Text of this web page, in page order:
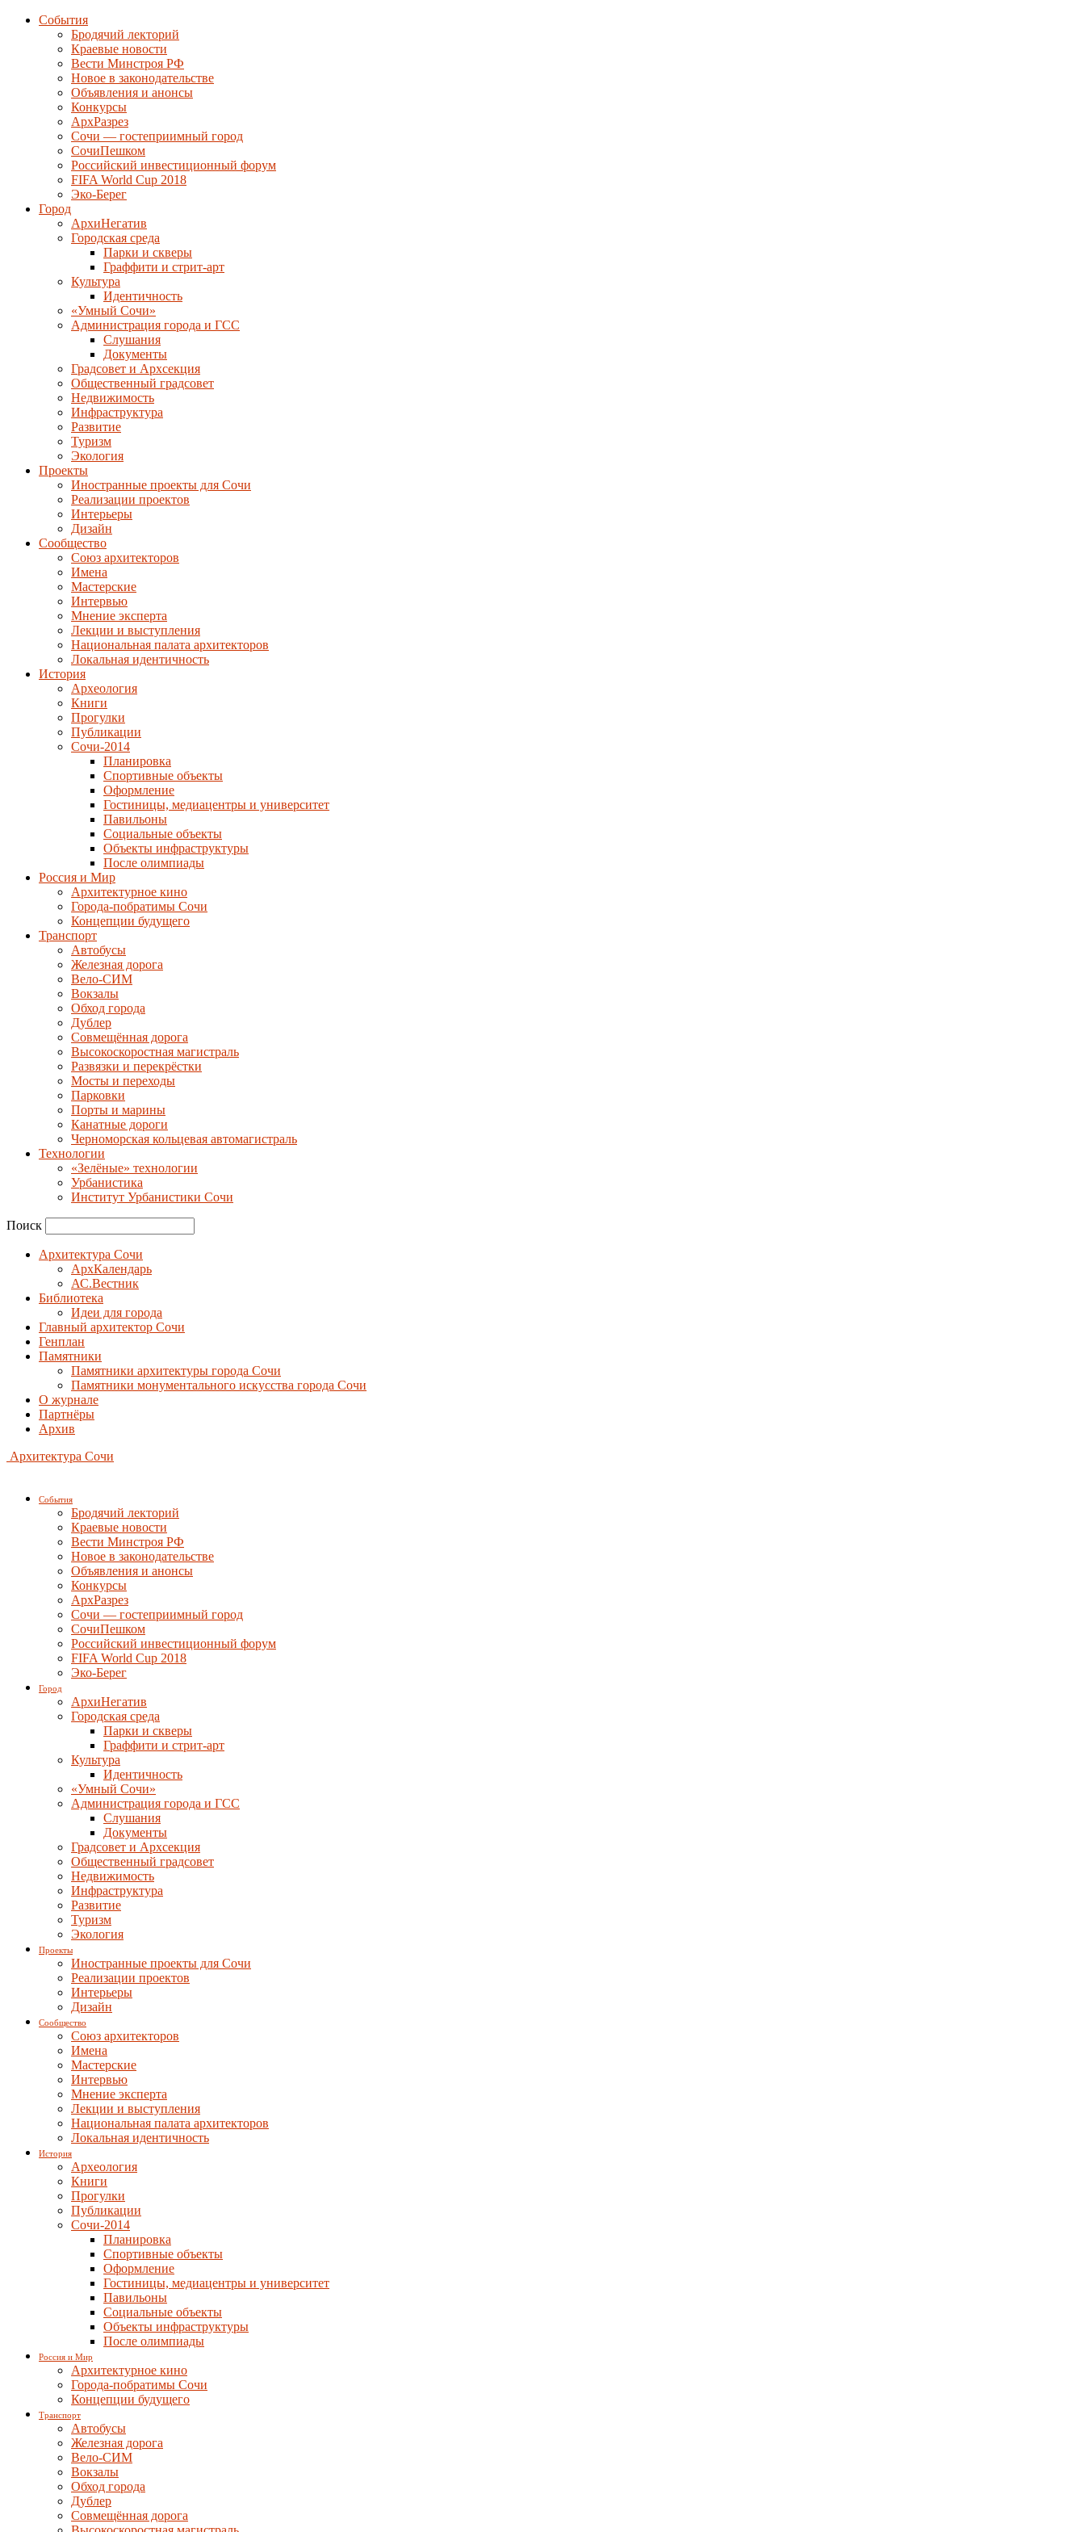
События
Бродячий лекторий
Краевые новости
Вести Минстроя РФ
Новое в законодательстве
Объявления и анонсы
Конкурсы
АрхРазрез
Сочи — гостеприимный город
СочиПешком
Российский инвестиционный форум
FIFA World Cup 2018
Эко-Берег
Город
АрхиНегатив
Городская среда
Парки и скверы
Граффити и стрит-арт
Культура
Идентичность
«Умный Сочи»
Администрация города и ГСС
Слушания
Документы
Градсовет и Архсекция
Общественный градсовет
Недвижимость
Инфраструктура
Развитие
Туризм
Экология
Проекты
Иностранные проекты для Сочи
Реализации проектов
Интерьеры
Дизайн
Сообщество
Союз архитекторов
Имена
Мастерские
Интервью
Мнение эксперта
Лекции и выступления
Национальная палата архитекторов
Локальная идентичность
История
Археология
Книги
Прогулки
Публикации
Сочи-2014
Планировка
Спортивные объекты
Оформление
Гостиницы, медиацентры и университет
Павильоны
Социальные объекты
Объекты инфраструктуры
После олимпиады
Россия и Мир
Архитектурное кино
Города-побратимы Сочи
Концепции будущего
Транспорт
Автобусы
Железная дорога
Вело-СИМ
Вокзалы
Обход города
Дублер
Совмещённая дорога
Высокоскоростная магистраль
Развязки и перекрёстки
Мосты и переходы
Парковки
Порты и марины
Канатные дороги
Черноморская кольцевая автомагистраль
Технологии
«Зелёные» технологии
Урбанистика
Институт Урбанистики Сочи
Поиск
Архитектура Сочи
АрхКалендарь
АС.Вестник
Библиотека
Идеи для города
Главный архитектор Сочи
Генплан
Памятники
Памятники архитектуры города Сочи
Памятники монументального искусства города Сочи
О журнале
Партнёры
Архив
Архитектура Сочи
События
Бродячий лекторий
Краевые новости
Вести Минстроя РФ
Новое в законодательстве
Объявления и анонсы
Конкурсы
АрхРазрез
Сочи — гостеприимный город
СочиПешком
Российский инвестиционный форум
FIFA World Cup 2018
Эко-Берег
Город
АрхиНегатив
Городская среда
Парки и скверы
Граффити и стрит-арт
Культура
Идентичность
«Умный Сочи»
Администрация города и ГСС
Слушания
Документы
Градсовет и Архсекция
Общественный градсовет
Недвижимость
Инфраструктура
Развитие
Туризм
Экология
Проекты
Иностранные проекты для Сочи
Реализации проектов
Интерьеры
Дизайн
Сообщество
Союз архитекторов
Имена
Мастерские
Интервью
Мнение эксперта
Лекции и выступления
Национальная палата архитекторов
Локальная идентичность
История
Археология
Книги
Прогулки
Публикации
Сочи-2014
Планировка
Спортивные объекты
Оформление
Гостиницы, медиацентры и университет
Павильоны
Социальные объекты
Объекты инфраструктуры
После олимпиады
Россия и Мир
Архитектурное кино
Города-побратимы Сочи
Концепции будущего
Транспорт
Автобусы
Железная дорога
Вело-СИМ
Вокзалы
Обход города
Дублер
Совмещённая дорога